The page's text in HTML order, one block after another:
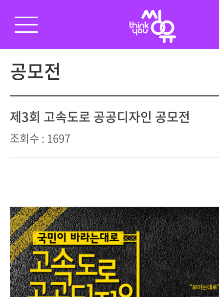
공모전
제3회 고속도로 공공디자인 공모전
조회수 : 1697